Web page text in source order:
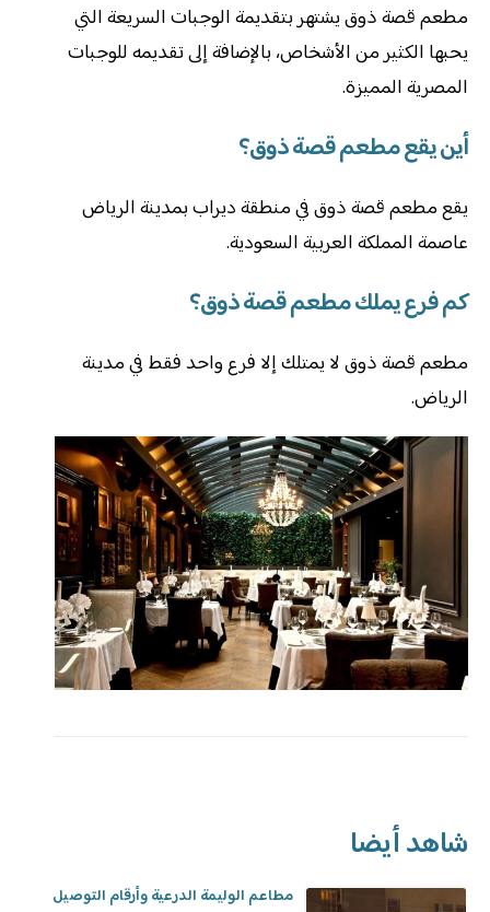
مطعم قصة ذوق يشتهر بتقديمة الوجبات السريعة التي
يحبها الكثير من الأشخاص، بالإضافة إلى تقديمه للوجبات
المصرية المميزة.
أين يقع مطعم قصة ذوق؟
يقع مطعم قصة ذوق في منطقة ديراب بمدينة الرياض
عاصمة المملكة العربية السعودية.
كم فرع يملك مطعم قصة ذوق؟
مطعم قصة ذوق لا يمتلك إلا فرع واحد فقط في مدينة
الرياض.
شاهد أيضا
مطاعم الوليمة الدرعية وأرقام التوصيل